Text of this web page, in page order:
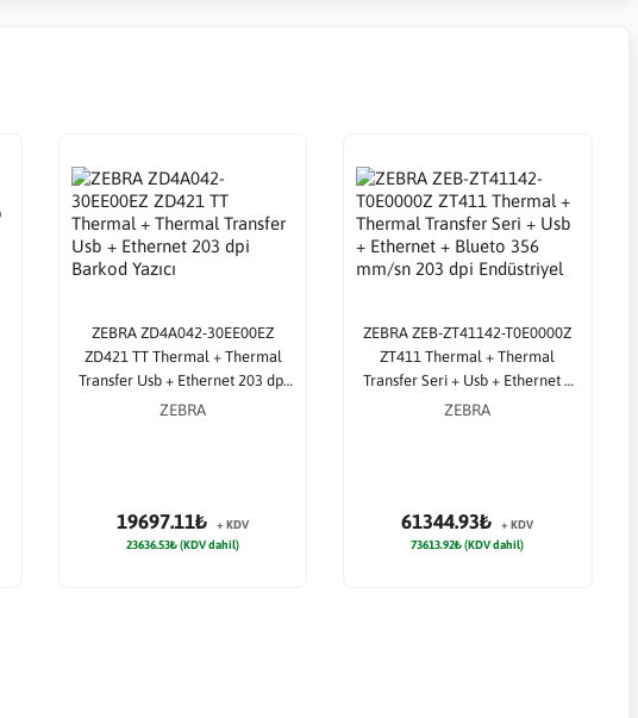
ZEBRA ZD4A042-30EE00EZ
ZD421 TT Thermal + Thermal
Transfer Usb + Ethernet 203 dpi
Barkod Yazıcı
ZEBRA
19697.11₺
+ KDV
23636.53₺ (KDV dahil)
ZEBRA ZEB-ZT41142-T0E0000Z
ZT411 Thermal + Thermal
Transfer Seri + Usb + Ethernet +
Blueto 356 mm/sn 203 dpi
ZEBRA
61344.93₺
+ KDV
73613.92₺ (KDV dahil)